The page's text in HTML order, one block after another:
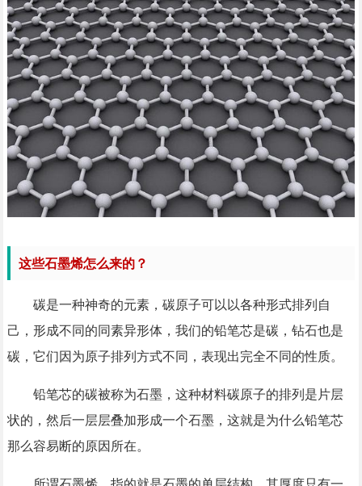
这些石墨烯怎么来的？
碳是一种神奇的元素，碳原子可以以各种形式排列自
己，形成不同的同素异形体，我们的铅笔芯是碳，钻石也是
碳，它们因为原子排列方式不同，表现出完全不同的性质。
铅笔芯的碳被称为石墨，这种材料碳原子的排列是片层
状的，然后一层层叠加形成一个石墨，这就是为什么铅笔芯
那么容易断的原因所在。